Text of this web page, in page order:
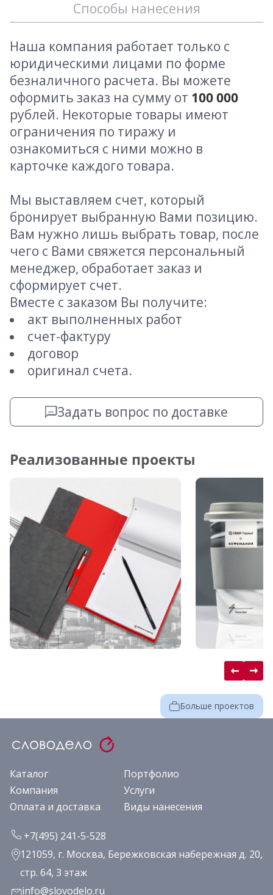
Способы нанесения
Наша компания работает только с
юридическими лицами по форме
безналичного расчета. Вы можете
оформить заказ на сумму от 100 000
рублей. Некоторые товары имеют
ограничения по тиражу и
ознакомиться с ними можно в
карточке каждого товара.
Мы выставляем счет, который
бронирует выбранную Вами позицию.
Вам нужно лишь выбрать товар, после
чего с Вами свяжется персональный
менеджер, обработает заказ и
сформирует счет.
Вместе с заказом Вы получите:
акт выполненных работ
счет-фактуру
договор
оригинал счета.
Задать вопрос по доставке
Реализованные проекты
Больше проектов
Каталог
Портфолио
Компания
Услуги
Оплата и доставка
Виды нанесения
+7(495) 241-5-528
121059, г. Москва, Бережковская набережная д. 20,
стр. 64, 3 этаж
info@slovodelo.ru